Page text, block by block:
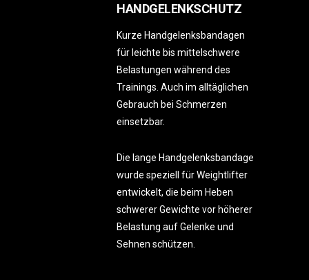
HANDGELENKSCHUTZ
Kurze Handgelenksbandagen
für leichte bis mittelschwere
Belastungen während des
Trainings. Auch im alltäglichen
Gebrauch bei Schmerzen
einsetzbar.
Die lange Handgelenksbandage
wurde speziell für Weightlifter
entwickelt, die beim Heben
schwerer Gewichte vor höherer
Belastung auf Gelenke und
Sehnen schützen.